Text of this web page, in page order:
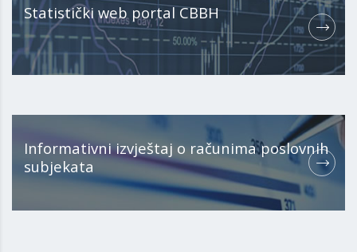
Statistički web portal CBBH
Informativni izvještaj o računima poslovnih
subjekata